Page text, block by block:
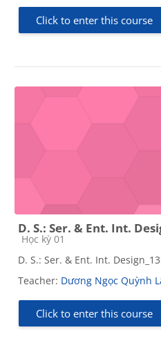
Click to enter this course
D. S.: Ser. & Ent. Int.
Course category
Học kỳ 01
D. S.: Ser. & Ent. Int.
Teacher: Dương Ngọc Quỳnh
Click to enter this course